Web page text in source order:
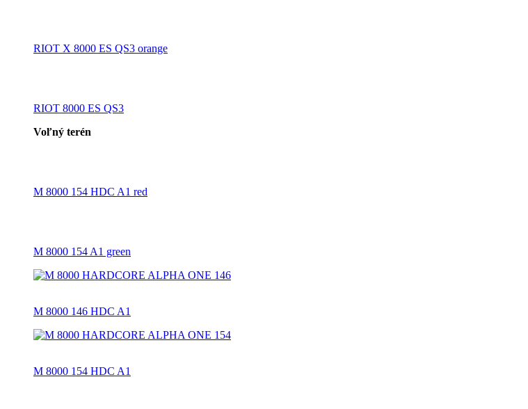
RIOT X 8000 ES QS3 orange
RIOT 8000 ES QS3
Voľný terén
M 8000 154 HDC A1 red
M 8000 154 A1 green
M 8000 146 HDC A1
M 8000 154 HDC A1